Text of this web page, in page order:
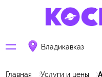
Владикавказ
Главная Услуги и цены